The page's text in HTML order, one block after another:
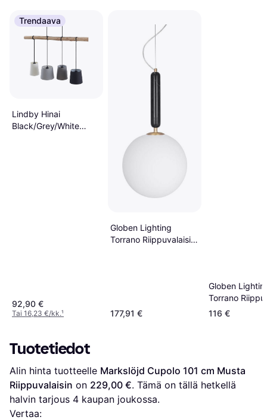
Trendaava
Lindby Hinai
Black/Grey/White
92,90 €
Tai 16,23 €/kk.¹
Globen Lighting
Torrano Riippuvalaisin
177,91 €
Globen
Torrano
15cm
116 €
Tuotetiedot
Alin hinta tuotteelle Markslöjd Cupolo 101 cm Musta
Riippuvalaisin on 229,00 €. Tämä on tällä hetkellä
halvin tarjous 4 kaupan joukossa.
Vertaa: